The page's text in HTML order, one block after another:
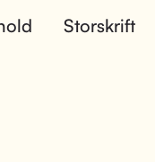
Storskrift